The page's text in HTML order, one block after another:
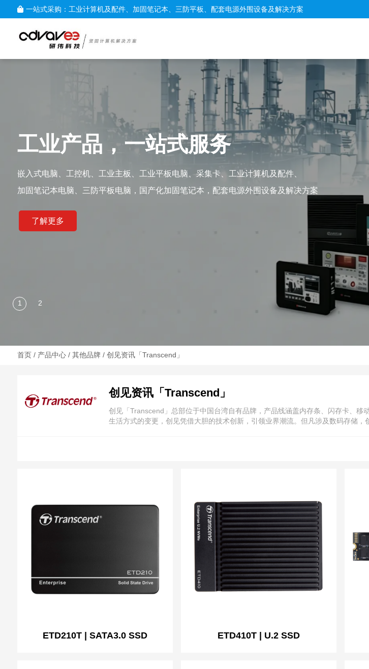
一站式采购：工业计算机及配件、加固笔记本、三防平板、配套电源外围设备及解决方案
定制服务
首页/ 产品中心/ 其他品牌 / 创见资讯「Transcend」
创见资讯「Transcend」
创见「Transcend」总部位于中国台湾自有品牌，产品线涵盖内存条、闪存卡、
生活方式的变更，创见凭借大胆的技术创新，引领业界潮流。但凡涉及数码存储
ETD210T | SATA3.0 SSD ETD410T | U.2 SSD